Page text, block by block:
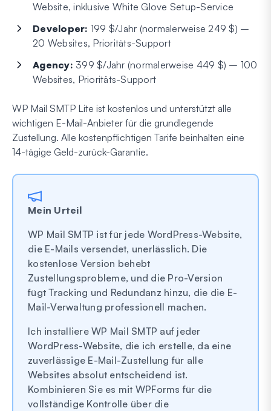
Website, inklusive White Glove Setup-Service
Developer: 199 $/Jahr (normalerweise 249 $) –
20 Websites, Prioritäts-Support
Agency: 399 $/Jahr (normalerweise 449 $) – 100
Websites, Prioritäts-Support
WP Mail SMTP Lite ist kostenlos und unterstützt alle
wichtigen E-Mail-Anbieter für die grundlegende
Zustellung. Alle kostenpflichtigen Tarife beinhalten eine
14-tägige Geld-zurück-Garantie.
Mein Urteil
WP Mail SMTP ist für jede WordPress-Website,
die E-Mails versendet, unerlässlich. Die
kostenlose Version behebt
Zustellungsprobleme, und die Pro-Version
fügt Tracking und Redundanz hinzu, die die E-
Mail-Verwaltung professionell machen.
Ich installiere WP Mail SMTP auf jeder
WordPress-Website, die ich erstelle, da eine
zuverlässige E-Mail-Zustellung für alle
Websites absolut entscheidend ist.
Kombinieren Sie es mit WPForms für die
vollständige Kontrolle über die